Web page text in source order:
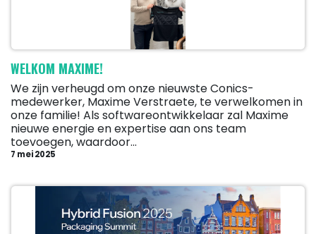
WELKOM MAXIME!
We zijn verheugd om onze nieuwste Conics-
medewerker, Maxime Verstraete, te verwelkomen in
onze familie! Als softwareontwikkelaar zal Maxime
nieuwe energie en expertise aan ons team
toevoegen, waardoor...
7 mei 2025